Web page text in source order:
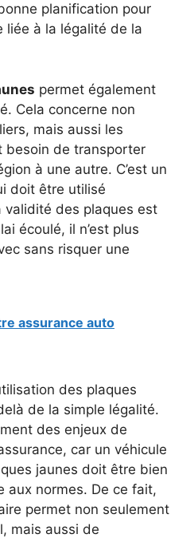
planification pour
liée à la légalité de la
permet également
Cela concerne non
mais aussi les
besoin de transporter
à une autre. C’est un
doit être utilisé
validité des plaques est
écoulé, il n’est plus
sans risquer une
assurance auto
des plaques
de la simple légalité.
des enjeux de
car un véhicule
jaunes doit être bien
aux normes. De ce fait,
permet non seulement
mais aussi de